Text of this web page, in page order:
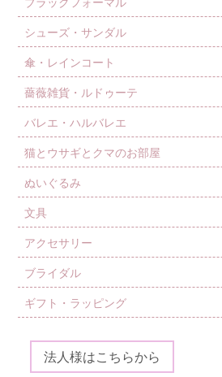
シューズ・サンダル
傘・レインコート
薔薇雑貨・ルドゥーテ
バレエ・ハルバレエ
猫とウサギとクマのお部屋
ぬいぐるみ
文具
アクセサリー
ブライダル
ギフト・ラッピング
法人様はこちらから